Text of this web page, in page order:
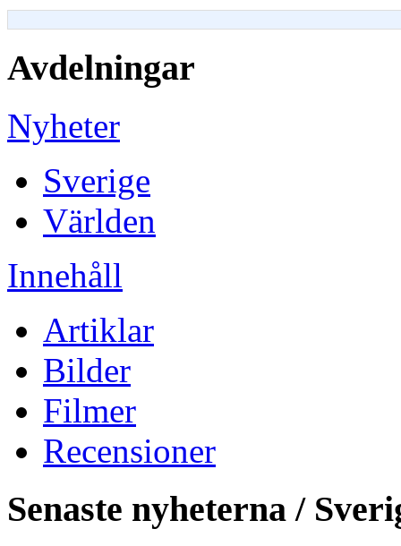
Avdelningar
Nyheter
Sverige
Världen
Innehåll
Artiklar
Bilder
Filmer
Recensioner
Senaste nyheterna /